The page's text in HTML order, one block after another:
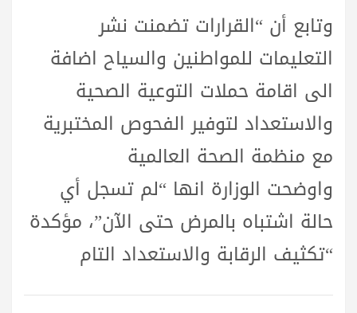
وتابع أن “القرارات تضمنت نشر
التعليمات للمواطنين والسياح اضافة
الى اقامة حملات التوعية الصحية
والاستعداد لتوفير الفحوص المختبرية
مع منظمة الصحة العالمية
واوضحت الوزارة انها “لم تسجل أي
حالة اشتباه بالمرض حتى الآن”، مؤكدة
“تكثيف الرقابة والاستعداد التام